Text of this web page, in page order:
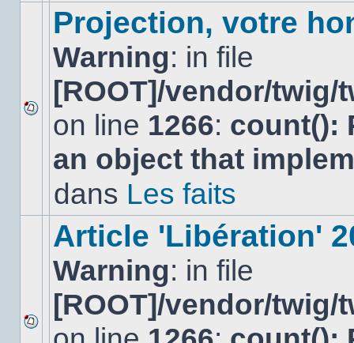
Aucun
nouveau
message
non-
dans
Projection, votre
Warning: in file
[ROOT]/vendor/
on line 1266: count():
an object that
dans Les faits
Aucun
Article 'Libération'
Warning: in file
[ROOT]/vendor/